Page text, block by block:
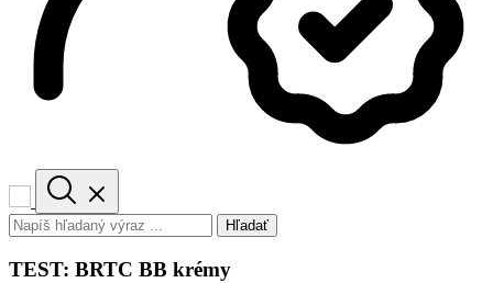
Hľadať
TEST: BRTC BB krémy